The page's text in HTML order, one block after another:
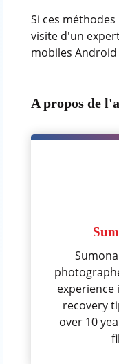
Si ces
visite d'un
mobiles
A propos de
recovery
over 10